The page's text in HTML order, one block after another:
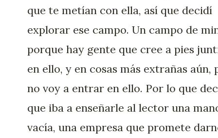
que te metían con ella, así que decidí
explorar ese campo. Un campo de
porque hay gente que cree a pies
en ello, y en cosas más extrañas aún,
no voy a entrar en ello. Por lo que
que iba a enseñarle al lector una
vacía, una empresa que promete